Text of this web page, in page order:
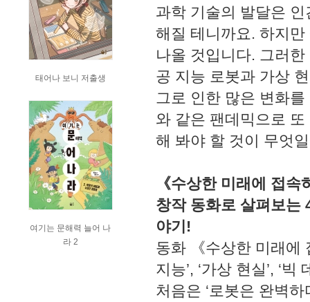
태어나 보니 저출생
여기는 문해력 늘어 나
라 2
과학 기술의 발달은
해질 테니까요. 하지
나올 것입니다. 그러
공 지능 로봇과 가상
그로 인한 많은 변화
와 같은 팬데믹으로
해 봐야 할 것이 무엇
《수상한 미래에 접속
창작 동화로 살펴보는
야기!
동화 《수상한 미래에
지능’, ‘가상 현실’, ‘
처음은 ‘로봇은 완벽